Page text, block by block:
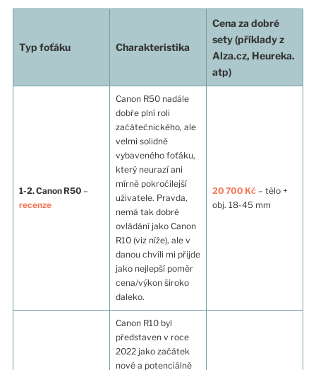
Typ foťáku Charakteristika
Cena za dobré
sety (příklady z
Alza.cz, Heureka.
atp)
1-2. Canon R50 –
recenze
Canon R50 nadále
dobře plní roli
začátečnického, ale
velmi solidně
vybaveného foťáku,
který neurazí ani
mírně pokročilejší
uživatele. Pravda,
nemá tak dobré
ovládání jako Canon
R10 (viz níže), ale v
danou chvíli mi přijde
jako nejlepší poměr
cena/výkon široko
daleko.
20 700 Kč– tělo +
obj. 18-45 mm
Canon R10 byl
představen v roce
2022 jako začátek
nové a potenciálně